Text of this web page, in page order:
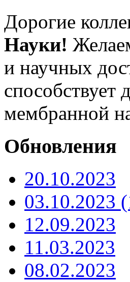
Дорогие
Науки!
и научных
мембранной
Обновления
20.10.2023
03.10.2023
12.09.2023
11.03.2023
08.02.2023